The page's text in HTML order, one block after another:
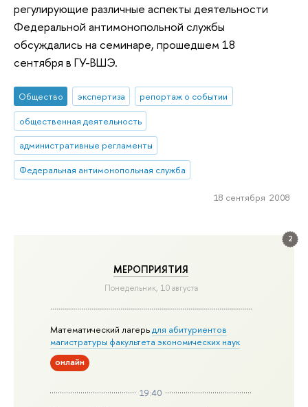
2
МЕРОПРИЯТИЯ
Понедельник, 10 августа
Математический лагерьдля абитуриентов
магистратуры факультета экономических наук
онлайн
19:40
регулирующие различные аспекты деятельности
Федеральной антимонопольной службы
обсуждались на семинаре, прошедшем 18
сентября в ГУ-ВШЭ.
Общество экспертиза
репортаж о событии
общественная деятельность
административные регламенты
Федеральная антимонопольная служба
18 сентября 2008